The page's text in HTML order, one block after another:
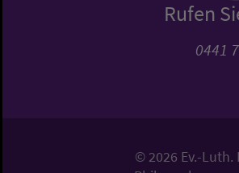
Rufen
0441
© 2026 Ev.-